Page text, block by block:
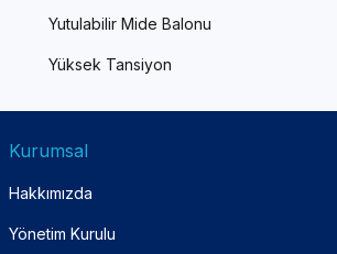
Yutulabilir Mide Balonu
Yüksek Tansiyon
Kurumsal
Hakkımızda
Yönetim Kurulu